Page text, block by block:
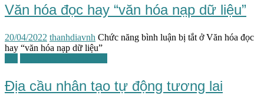
Văn hóa đọc hay “văn hóa nạp dữ liệu”
20/04/2022 thanhdiavnh Chức năng bình luận bị tắt ở Văn hóa đọc
hay “văn hóa nạp dữ liệu”
Địa cầu nhân tạo tự động tương lai